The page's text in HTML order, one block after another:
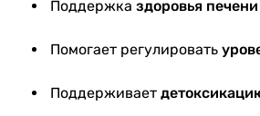
Поддержка здоровья печени
Помогает регулировать
Поддерживает